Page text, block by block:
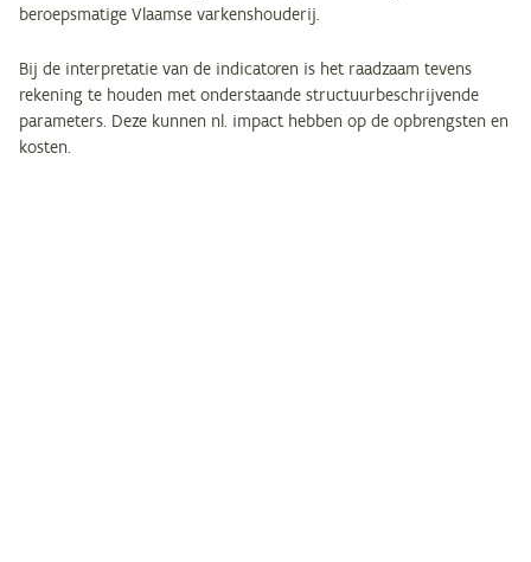
beroepsmatige Vlaamse varkenshouderij.
Bij de interpretatie van de indicatoren is het raadzaam tevens
rekening te houden met onderstaande structuurbeschrijvende
parameters. Deze kunnen nl. impact hebben op de opbrengsten en
kosten.